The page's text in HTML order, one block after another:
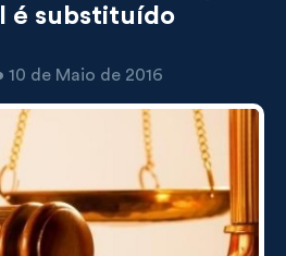
é substituído
10 de Maio de 2016